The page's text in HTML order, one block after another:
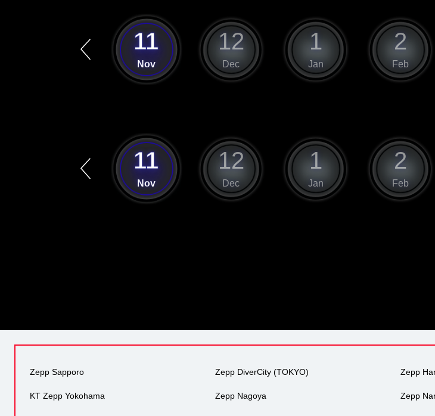
11
Nov
12
Dec
1
Jan
2
Feb
11
Nov
12
Dec
1
Jan
2
Feb
Zepp Sapporo Zepp DiverCity (TOKYO) Zepp
KT Zepp Yokohama Zepp Nagoya Zepp